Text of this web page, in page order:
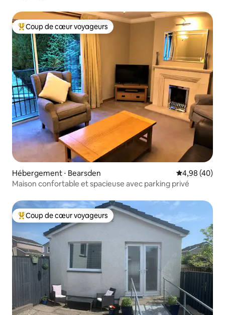
Coups de cœur voyageurs les plus appréciés
Coup de cœur voyageurs
Hébergement ⋅ Bearsden Évaluation
4,98 (40)
Maison confortable et spacieuse avec parking privé
Coups de cœur voyageurs les plus appréciés
Coup de cœur voyageurs